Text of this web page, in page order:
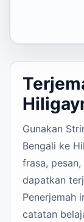
Gunakan
Bengali ke
frasa,
dapatkan
Penerjemah
catatan